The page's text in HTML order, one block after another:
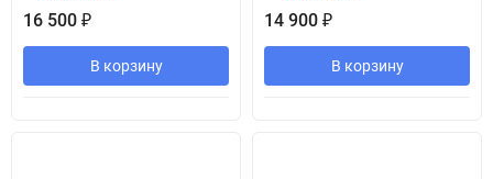
Обеспечьте безопасность и комфорт – закажите краны с
16 500 ₽
В корзину
14 900 ₽
В корзину